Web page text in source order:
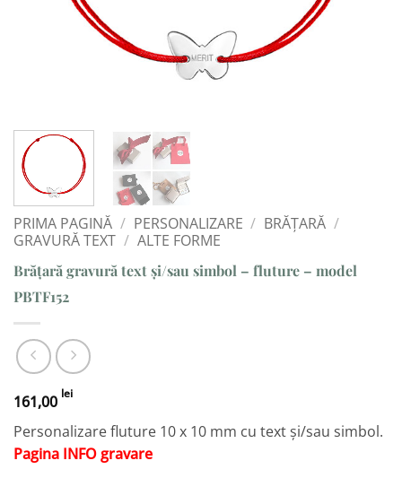
PRIMA PAGINĂ / PERSONALIZARE / BRĂȚARĂ /
GRAVURĂ TEXT / ALTE FORME
Brățară gravură text și/sau simbol – fluture – model
PBTF152
161,00 lei
Personalizare fluture 10 x 10 mm cu text și/sau simbol.
Pagina INFO gravare